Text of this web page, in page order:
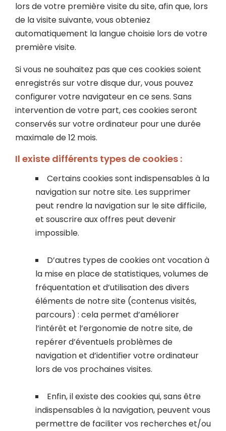
lors de votre première visite du site, afin que, lors
de la visite suivante, vous obteniez
automatiquement la langue choisie lors de votre
première visite.
Si vous ne souhaitez pas que ces cookies soient
enregistrés sur votre disque dur, vous pouvez
configurer votre navigateur en ce sens. Sans
intervention de votre part, ces cookies seront
conservés sur votre ordinateur pour une durée
maximale de 12 mois.
Il existe différents types de cookies :
Certains cookies sont indispensables à la
navigation sur notre site. Les supprimer
peut rendre la navigation sur le site difficile,
et souscrire aux offres peut devenir
impossible.
D’autres types de cookies ont vocation à
la mise en place de statistiques, volumes de
fréquentation et d’utilisation des divers
éléments de notre site (contenus visités,
parcours) : cela permet d’améliorer
l’intérêt et l’ergonomie de notre site, de
repérer d’éventuels problèmes de
navigation et d’identifier votre ordinateur
lors de vos prochaines visites.
Enfin, il existe des cookies qui, sans être
indispensables à la navigation, peuvent vous
permettre de faciliter vos recherches et/ou